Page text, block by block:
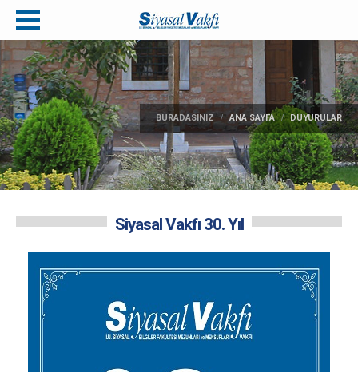
BURADASINIZ ANA SAYFA DUYURULAR
Siyasal Vakfı 30. Yıl